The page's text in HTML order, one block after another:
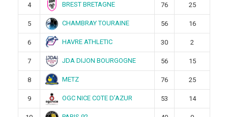
4 BREST BRETAGNE 76 25
5 CHAMBRAY TOURAINE 56 16
6 HAVRE ATHLETIC 30 2
7 JDA DIJON BOURGOGNE 56 15
8 METZ 76 25
9 OGC NICE COTE D’AZUR 53 14